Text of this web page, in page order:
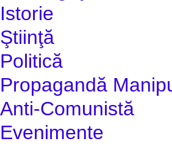
Istorie
Ştiinţă
Politică
Propagandă
Anti-Comunistă
Evenimente